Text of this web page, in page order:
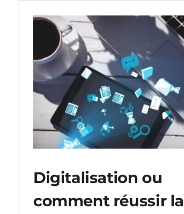
Digitalisation ou
comment réussir la